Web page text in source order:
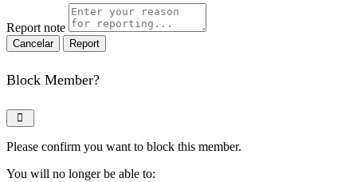
Report note
Report
Block Member?
Please confirm you want to block this member.
You will no longer be able to: